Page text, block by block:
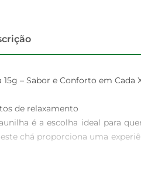
– Sabor e Conforto em Cada
de relaxamento
é a escolha ideal para
chá proporciona uma